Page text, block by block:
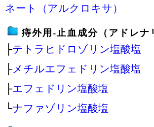
ネート（アルクロキサ）
痔外用‐止血成分（アドレナ
├テトラヒドロゾリン塩酸塩
├メチルエフェドリン塩酸塩
├エフェドリン塩酸塩
└ナファゾリン塩酸塩